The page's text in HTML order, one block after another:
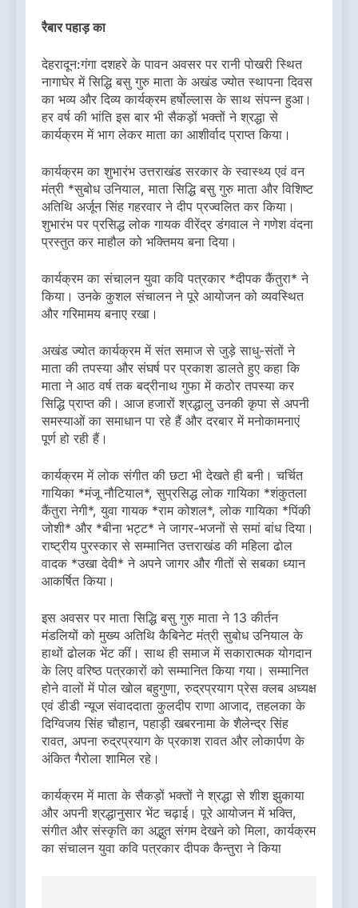
रैबार पहाड़ का
देहरादून:गंगा दशहरे के पावन अवसर पर रानी पोखरी स्थित
नागाघेर में सिद्धि बसु गुरु माता के अखंड ज्योत स्थापना दिवस
का भव्य और दिव्य कार्यक्रम हर्षोल्लास के साथ संपन्न हुआ।
हर वर्ष की भांति इस बार भी सैकड़ों भक्तों ने श्रद्धा से
कार्यक्रम में भाग लेकर माता का आशीर्वाद प्राप्त किया।
कार्यक्रम का शुभारंभ उत्तराखंड सरकार के स्वास्थ्य एवं वन
मंत्री *सुबोध उनियाल, माता सिद्धि बसु गुरु माता और विशिष्ट
अतिथि अर्जून सिंह गहरवार ने दीप प्रज्वलित कर किया।
शुभारंभ पर प्रसिद्ध लोक गायक वीरेंद्र डंगवाल ने गणेश वंदना
प्रस्तुत कर माहौल को भक्तिमय बना दिया।
कार्यक्रम का संचालन युवा कवि पत्रकार *दीपक कैंतुरा* ने
किया। उनके कुशल संचालन ने पूरे आयोजन को व्यवस्थित
और गरिमामय बनाए रखा।
अखंड ज्योत कार्यक्रम में संत समाज से जुड़े साधु-संतों ने
माता की तपस्या और संघर्ष पर प्रकाश डालते हुए कहा कि
माता ने आठ वर्ष तक बद्रीनाथ गुफा में कठोर तपस्या कर
सिद्धि प्राप्त की। आज हजारों श्रद्धालु उनकी कृपा से अपनी
समस्याओं का समाधान पा रहे हैं और दरबार में मनोकामनाएं
पूर्ण हो रही हैं।
कार्यक्रम में लोक संगीत की छटा भी देखते ही बनी। चर्चित
गायिका *मंजू नौटियाल*, सुप्रसिद्ध लोक गायिका *शंकुतला
कैंतुरा नेगी*, युवा गायक *राम कोशल*, लोक गायिका *पिंकी
जोशी* और *बीना भट्ट* ने जागर-भजनों से समां बांध दिया।
राष्ट्रीय पुरस्कार से सम्मानित उत्तराखंड की महिला ढोल
वादक *उखा देवी* ने अपने जागर और गीतों से सबका ध्यान
आकर्षित किया।
इस अवसर पर माता सिद्धि बसु गुरु माता ने 13 कीर्तन
मंडलियों को मुख्य अतिथि कैबिनेट मंत्री सुबोध उनियाल के
हाथों ढोलक भेंट कीं। साथ ही समाज में सकारात्मक योगदान
के लिए वरिष्ठ पत्रकारों को सम्मानित किया गया। सम्मानित
होने वालों में पोल खोल बहुगुणा, रुद्रप्रयाग प्रेस क्लब अध्यक्ष
एवं डीडी न्यूज संवाददाता कुलदीप राणा आजाद, तहलका के
दिग्विजय सिंह चौहान, पहाड़ी खबरनामा के शैलेन्द्र सिंह
रावत, अपना रुद्रप्रयाग के प्रकाश रावत और लोकार्पण के
अंकित गैरोला शामिल रहे।
कार्यक्रम में माता के सैकड़ों भक्तों ने श्रद्धा से शीश झुकाया
और अपनी श्रद्धानुसार भेंट चढ़ाई। पूरे आयोजन में भक्ति,
संगीत और संस्कृति का अद्भुत संगम देखने को मिला, कार्यक्रम
का संचालन युवा कवि पत्रकार दीपक कैन्तुरा ने किया